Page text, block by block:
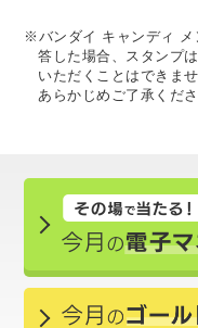
※バンダイ キャンディ メ
答した場合、スタンプ
いただくことはできませ
あらかじめご了承くださ